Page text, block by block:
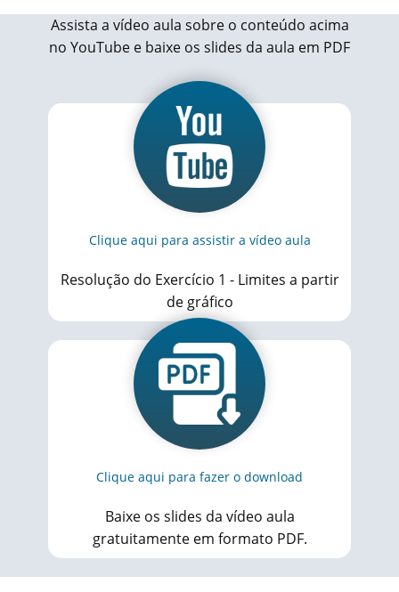
Assista a vídeo aula sobre o conteúdo acima
no YouTube e baixe os slides da aula em PDF
Clique aqui para assistir a vídeo aula
Resolução do Exercício 1 - Limites a partir
de gráfico
Clique aqui para fazer o download
Baixe os slides da vídeo aula
gratuitamente em formato PDF.